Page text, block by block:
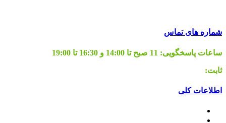
شماره های تماس
ساعات پاسخگویی:
ثابت:
اطلاعات کلی